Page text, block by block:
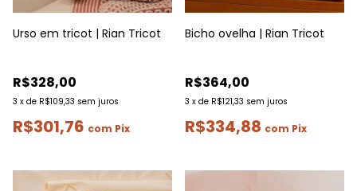
Urso em tricot | Rian Tricot
R$328,00
3 x de R$109,33 sem juros
R$301,76 com Pix
Bicho ovelha | Rian Tricot
R$364,00
3 x de R$121,33 sem juros
R$334,88 com Pix